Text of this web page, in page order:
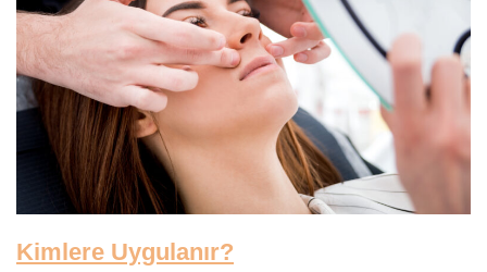
Kimlere Uygulanır?